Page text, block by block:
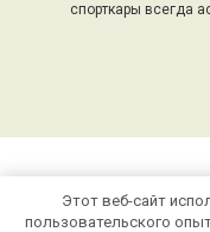
спорткары всегда
© 2026 auto-bak.ru
Этот веб-сайт
пользовательского